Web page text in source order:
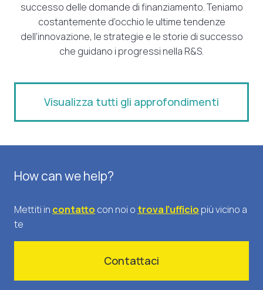
successo delle domande di finanziamento. Teniamo
costantemente d’occhio le ultime tendenze
dell’innovazione, le strategie e le storie di successo
che guidano i progressi nella R&S.
Visualizza tutti gli approfondimenti
How can we help?
Mettiti in contatto con noi o trova l’ufficio più vicino a
te
Contattaci